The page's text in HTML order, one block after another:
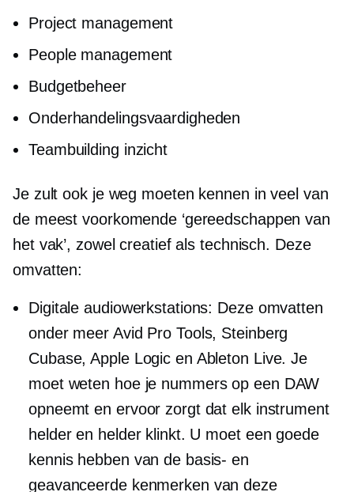
Project management
People management
Budgetbeheer
Onderhandelingsvaardigheden
Teambuilding inzicht
Je zult ook je weg moeten kennen in veel van
de meest voorkomende ‘gereedschappen van
het vak’, zowel creatief als technisch. Deze
omvatten:
Digitale audiowerkstations: Deze omvatten
onder meer Avid Pro Tools, Steinberg
Cubase, Apple Logic en Ableton Live. Je
moet weten hoe je nummers op een DAW
opneemt en ervoor zorgt dat elk instrument
helder en helder klinkt. U moet een goede
kennis hebben van de basis- en
geavanceerde kenmerken van deze